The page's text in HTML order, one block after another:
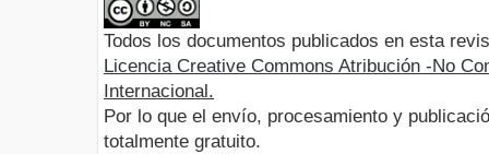
Todos los documentos publicados en esta
Licencia Creative Commons Atribución -No
Internacional.
Por lo que el envío, procesamiento y
totalmente gratuito.